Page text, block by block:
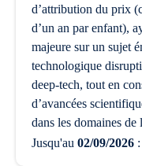
d’attribution du prix
d’un an par enfant),
majeure sur un sujet
technologique
deep-tech, tout en
d’avancées
dans les domaines de
Jusqu'au 02/09/2026 :